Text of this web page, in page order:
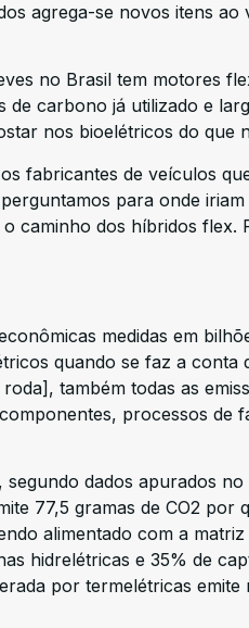
agrega-se novos itens
no Brasil tem motores
carbono já utilizado e
nos bioelétricos do que
fabricantes de veículos
para onde
caminho dos híbridos flex.
medidas em
quando se faz a
também todas as
processos de
dados apurados
77,5 gramas de CO2
alimentado com a
hidrelétricas e 35% de
por termelétricas emite